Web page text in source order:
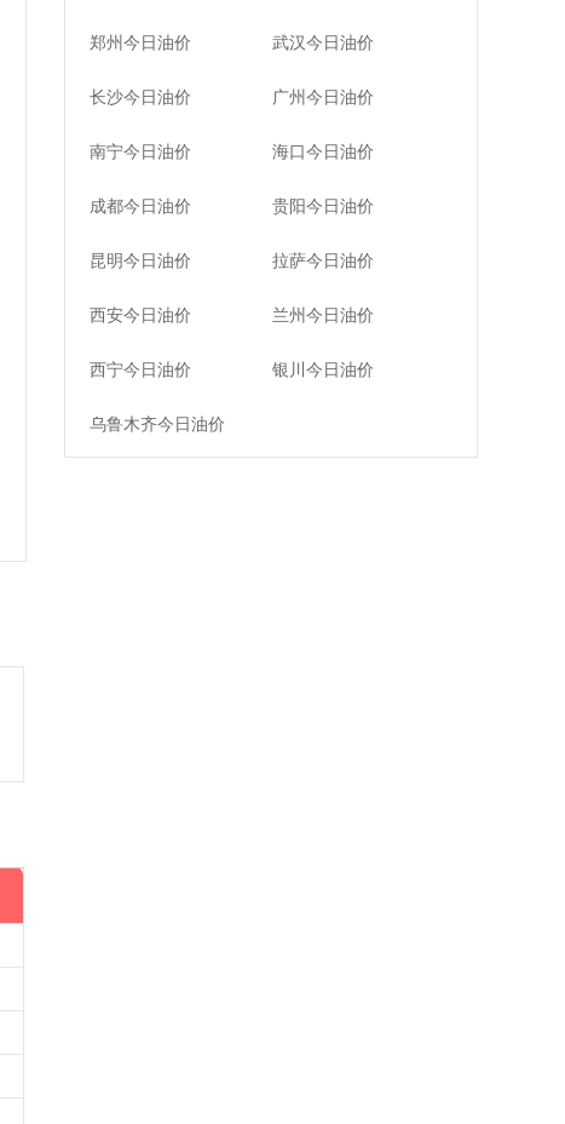
郑州今日油价 武汉今日油价
长沙今日油价 广州今日油价
南宁今日油价 海口今日油价
成都今日油价 贵阳今日油价
昆明今日油价 拉萨今日油价
西安今日油价 兰州今日油价
西宁今日油价 银川今日油价
乌鲁木齐今日油价